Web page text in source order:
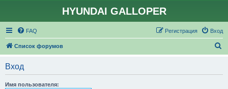
HYUNDAI GALLOPER
FAQ Вход
Регистрация
Список форумов
Вход
Имя пользователя: